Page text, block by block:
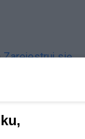
Zarejestruj się